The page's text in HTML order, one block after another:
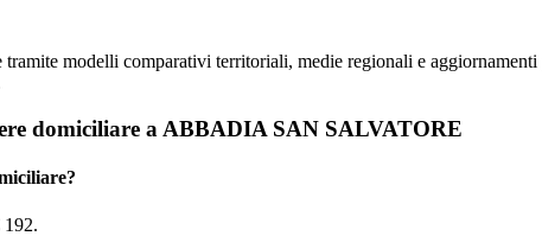
modelli comparativi territoriali, medie regionali e
domiciliare a ABBADIA SAN SALVATORE